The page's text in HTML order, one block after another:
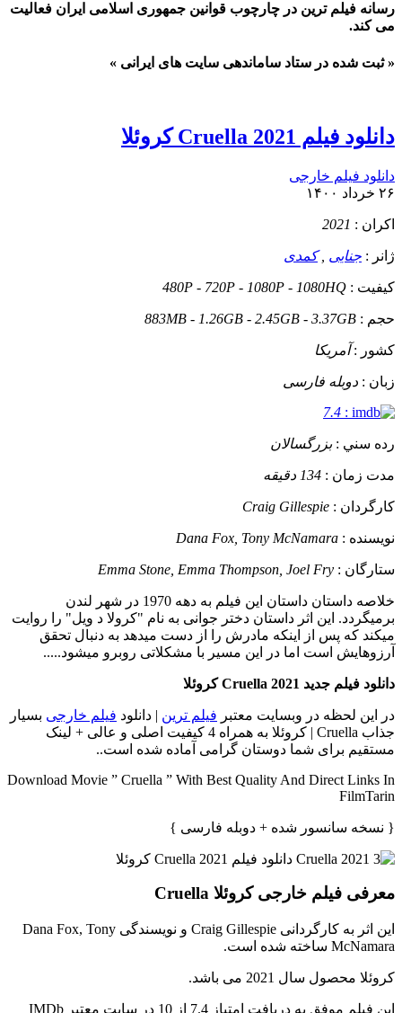
رسانه فیلم ترین در چارچوب قوانین جمهوری اسلامی ایران فعالیت
می کند.
« ثبت شده در ستاد ساماندهی سایت های ایرانی »
دانلود فیلم Cruella 2021 کروئلا
دانلود فیلم خارجی
۲۶ خرداد ۱۴۰۰
اکران : 2021
ژانر : جنایی ,کمدی
کيفيت : 480P - 720P - 1080P - 1080HQ
حجم : 883MB - 1.26GB - 2.45GB - 3.37GB
کشور :آمریکا
زبان : دوبله فارسی
:
7.4
رده سني :بزرگسالان
مدت زمان : 134 دقیقه
کارگردان : Craig Gillespie
نويسنده : Dana Fox, Tony McNamara
ستارگان : Emma Stone, Emma Thompson, Joel Fry
خلاصه داستان
داستان این فیلم به دهه 1970 در شهر لندن
برمیگردد. این اثر داستان دختر جوانی به نام "کرولا د ویل" را روایت
میکند که پس از اینکه مادرش را از دست میدهد به دنبال تحقق
آرزوهایش است اما در این مسیر با مشکلاتی روبرو میشود.....
دانلود فیلم جدید Cruella 2021 کروئلا
در این لحظه در وبسایت معتبر فیلم ترین | دانلود فیلم خارجی بسیار
جذاب Cruella | کروئلا به همراه 4 کیفیت اصلی و عالی + لینک
مستقیم برای شما دوستان گرامی آماده شده است..
Download Movie ” Cruella ” With Best Quality And Direct Links In
FilmTarin
{ نسخه سانسور شده + دوبله فارسی }
معرفی فیلم خارجی کروئلا Cruella
این اثر به کارگردانی Craig Gillespie و نویسندگی Dana Fox, Tony
McNamara ساخته شده است.
کروئلا محصول سال 2021 می باشد.
این فیلم موفق به دریافت امتیاز 7.4 از 10 در سایت معتبر IMDb